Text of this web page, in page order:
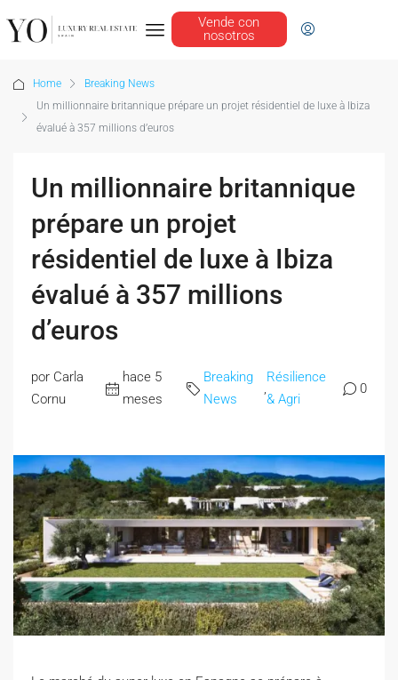
Vende con
nosotros
Home
Breaking News
Un millionnaire britannique prépare un projet résidentiel de luxe à Ibiza
évalué à 357 millions d’euros
Un millionnaire britannique
prépare un projet
résidentiel de luxe à Ibiza
évalué à 357 millions
d’euros
por Carla
Cornu
hace 5
meses
Breaking
News
Résilience
& Agri
0